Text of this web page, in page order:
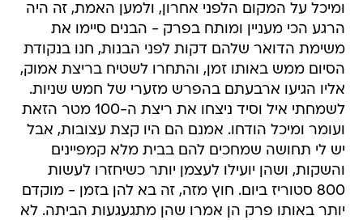
ומיכל על המקום הלפני אחרון, ולמען האמת, זה היה
הרגע הכי מעניין ומותח בפרק - הבנים סיימו את
משימת הדואר שלהם דקות לפני הבנות, חנו בנקודת
הסיום ממש באותו זמן, והתחרו לשטיח בריצת אמוק,
אליו הגיעו ארבעתם בהפרש מזערי של חמש שניות.
לשמחתי איל וסיד ניצחו את ריצת ה-100 מטר הזאת
ועומר ומיכל הודחו. אמנם הם היו קצת עצובות, אבל
יש לי תחושה שמחכים להם בבית מלא קמפיינים
והשקות, ושהן יועילו לעצמן יותר כשיחזרו לעשות
800 סטוריז ביום. חוץ מזה, זה בא להן בזמן - מוקדם
יותר באותו פרק הן אמרו שהן מתגעגעות הביתה. לא